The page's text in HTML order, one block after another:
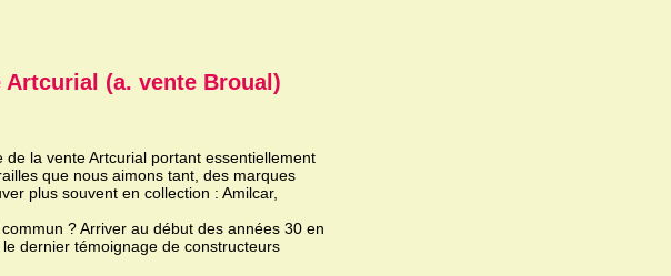
Artcurial (a. vente Broual)
la vente Artcurial portant essentiellement
que nous aimons tant, des marques
plus souvent en collection : Amilcar,
? Arriver au début des années 30 en
dernier témoignage de constructeurs